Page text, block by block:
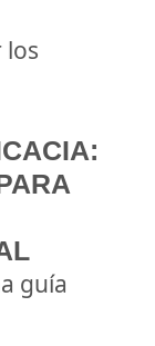
los
guía